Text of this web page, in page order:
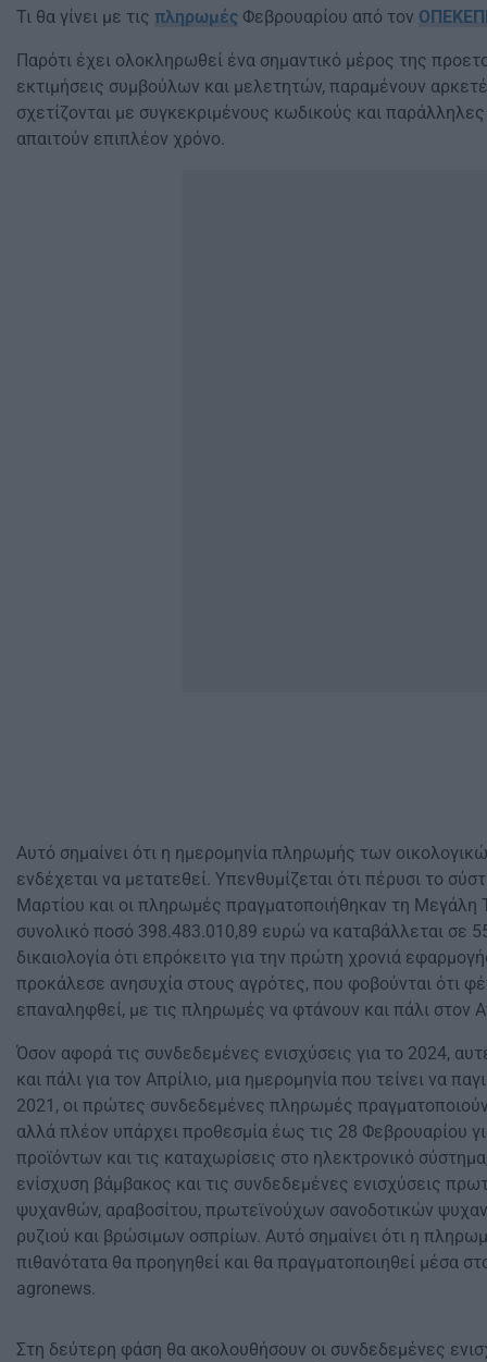
Τι θα γίνει με τις πληρωμές Φεβρουαρίου από τον
Παρότι έχει ολοκληρωθεί ένα σημαντικό μέρος της
εκτιμήσεις συμβούλων και μελετητών, παραμένουν
σχετίζονται με συγκεκριμένους κωδικούς και
απαιτούν επιπλέον χρόνο.
Αυτό σημαίνει ότι η ημερομηνία πληρωμής των
ενδέχεται να μετατεθεί. Υπενθυμίζεται ότι πέρυσι το
Μαρτίου και οι πληρωμές πραγματοποιήθηκαν τη Μεγάλη
συνολικό ποσό 398.483.010,89 ευρώ να καταβάλλεται σε
δικαιολογία ότι επρόκειτο για την πρώτη χρονιά
προκάλεσε ανησυχία στους αγρότες, που φοβούνται ότι
επαναληφθεί, με τις πληρωμές να φτάνουν και πάλι στον
Όσον αφορά τις συνδεδεμένες ενισχύσεις για το 2024,
και πάλι για τον Απρίλιο, μια ημερομηνία που τείνει να
2021, οι πρώτες συνδεδεμένες πληρωμές
αλλά πλέον υπάρχει προθεσμία έως τις 28 Φεβρουαρίου
προϊόντων και τις καταχωρίσεις στο ηλεκτρονικό
ενίσχυση βάμβακος και τις συνδεδεμένες ενισχύσεις
ψυχανθών, αραβοσίτου, πρωτεϊνούχων σανοδοτικών
ρυζιού και βρώσιμων οσπρίων. Αυτό σημαίνει ότι η
πιθανότατα θα προηγηθεί και θα πραγματοποιηθεί μέσα
agronews.
Στη δεύτερη φάση θα ακολουθήσουν οι συνδεδεμένες